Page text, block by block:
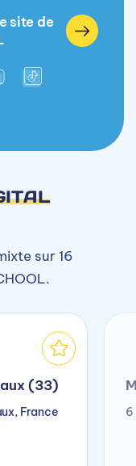
site de
sur 16
(33)
France 6